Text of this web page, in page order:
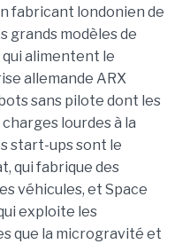
fabricant londonien de
grands modèles de
qui alimentent le
allemande ARX
sans pilote dont les
lourdes à la
start-ups sont le
qui fabrique des
véhicules, et Space
exploite les
que la microgravité et